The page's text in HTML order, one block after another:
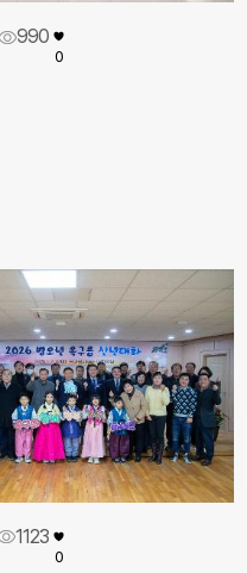
990
0
1123
0